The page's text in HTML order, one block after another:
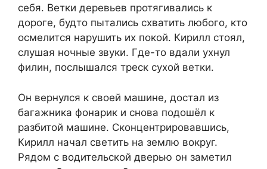
себя. Ветки деревьев протягивались к
дороге, будто пытались схватить любого, кто
осмелится нарушить их покой. Кирилл стоял,
слушая ночные звуки. Где-то вдали ухнул
филин, послышался треск сухой ветки.
Он вернулся к своей машине, достал из
багажника фонарик и снова подошёл к
разбитой машине. Сконцентрировавшись,
Кирилл начал светить на землю вокруг.
Рядом с водительской дверью он заметил